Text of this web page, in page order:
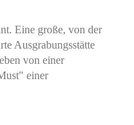
Eine große, von der
Ausgrabungsstätte
von einer
einer